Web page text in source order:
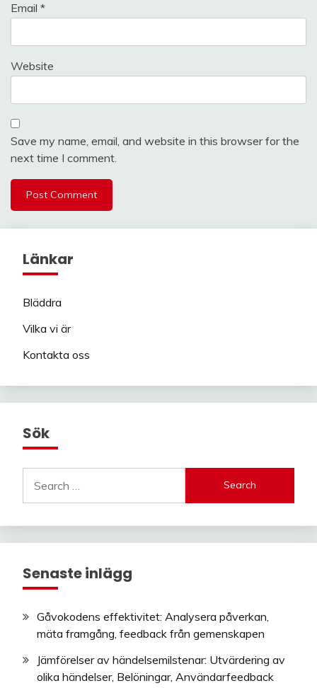
Email *
Website
Save my name, email, and website in this browser for the
next time I comment.
Länkar
Bläddra
Vilka vi är
Kontakta oss
Sök
for:
Senaste inlägg
Gåvokodens effektivitet: Analysera påverkan,
mäta framgång, feedback från gemenskapen
Jämförelser av händelsemilstenar: Utvärdering av
olika händelser, Belöningar, Användarfeedback